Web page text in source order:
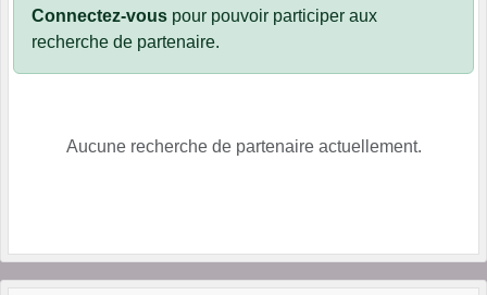
Connectez-vous pour pouvoir participer aux
recherche de partenaire.
Aucune recherche de partenaire actuellement.